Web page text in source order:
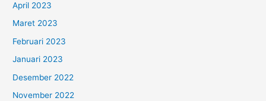
April 2023
Maret 2023
Februari 2023
Januari 2023
Desember 2022
November 2022